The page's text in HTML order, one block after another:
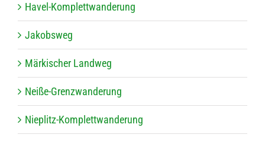
Havel-Kom­plett­wan­de­rung
Jakobs­weg
Mär­ki­scher Landweg
Neiße-Grenz­wan­de­rung
Nie­plitz-Kom­plett­wan­de­rung